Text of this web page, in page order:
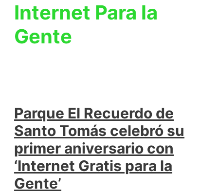
Internet Para la
Gente
Parque El Recuerdo de
Santo Tomás celebró su
primer aniversario con
‘Internet Gratis para la
Gente’